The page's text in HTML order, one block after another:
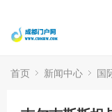
首页 新闻中心 国